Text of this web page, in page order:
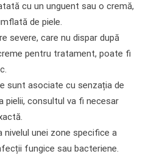
cu un unguent sau o cremă,
de piele.
severe, care nu dispar după
pentru tratament, poate fi
sunt asociate cu senzația de
pielii, consultul va fi necesar
unei zone specifice a
fungice sau bacteriene.